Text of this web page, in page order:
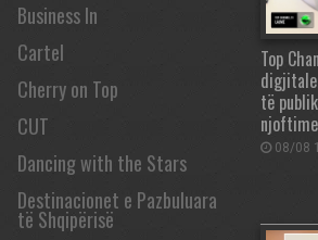
Business In
Cartel
Cherry on Top
CUT
Dancing with the Stars
Destinacionet e Pazbuluara
të Shqipërisë
Top
të
08/08